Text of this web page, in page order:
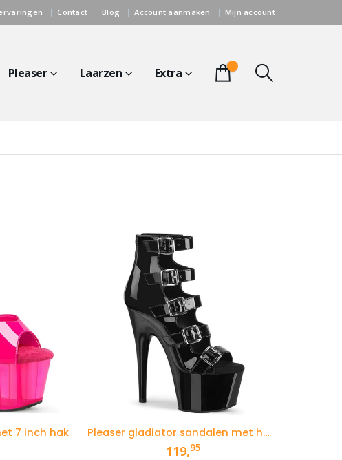
Contact Blog Account aanmaken Mijn account
Pleaser Laarzen Extra
7 inch hak Pleaser gladiator sandalen met hoge hak
119,95